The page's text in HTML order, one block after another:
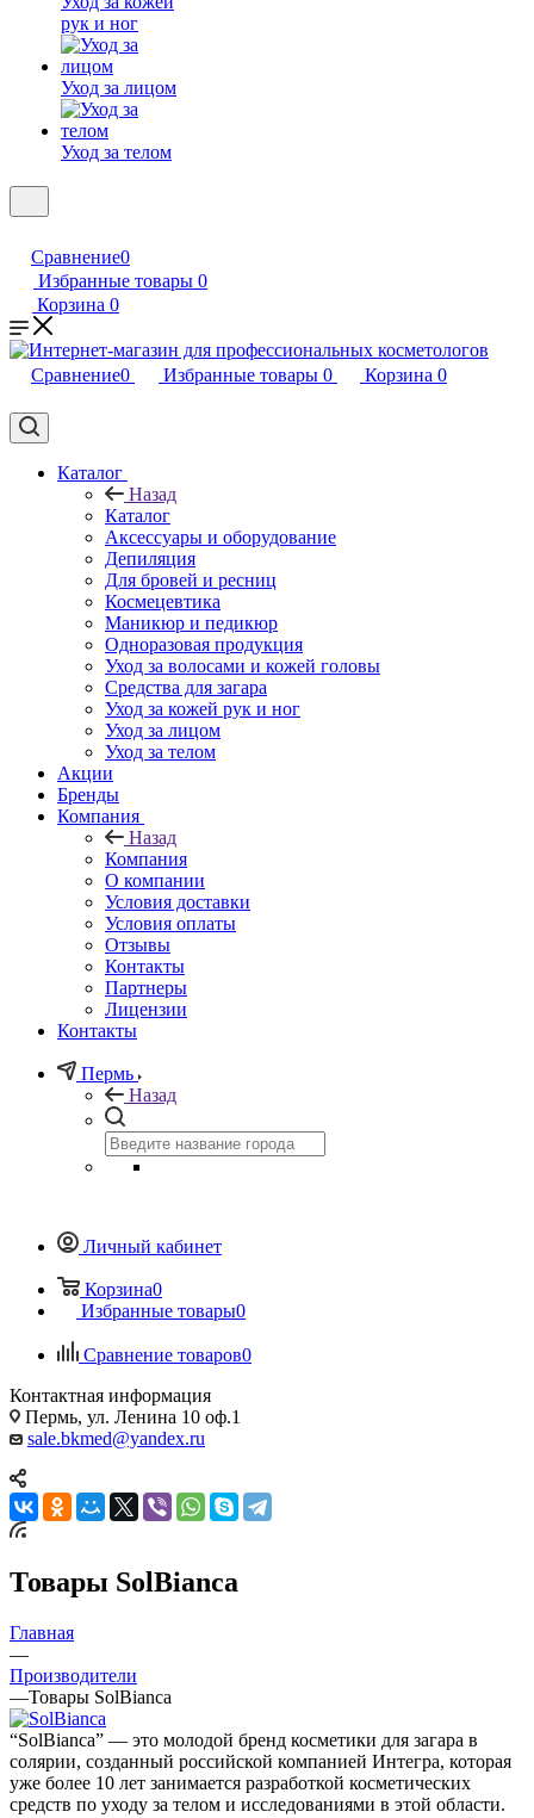
рук и ног
Уход за лицом
Уход за телом
Сравнение0
Избранные товары 0
Корзина 0
Сравнение0 Избранные товары 0 Корзина 0
Каталог
Назад
Каталог
Аксессуары и оборудование
Депиляция
Для бровей и ресниц
Космецевтика
Маникюр и педикюр
Одноразовая продукция
Уход за волосами и кожей головы
Средства для загара
Уход за кожей рук и ног
Уход за лицом
Уход за телом
Акции
Бренды
Компания
Назад
Компания
О компании
Условия доставки
Условия оплаты
Отзывы
Контакты
Партнеры
Лицензии
Контакты
Пермь
Назад
Личный кабинет
Корзина0
Избранные товары0
Сравнение товаров0
Контактная информация
Пермь, ул. Ленина 10 оф.1
sale.bkmed@yandex.ru
Товары SolBianca
Главная
—
Производители
—Товары SolBianca
“SolBianca” — это молодой бренд косметики для загара в
солярии, созданный российской компанией Интегра, которая
уже более 10 лет занимается разработкой косметических
средств по уходу за телом и исследованиями в этой области.